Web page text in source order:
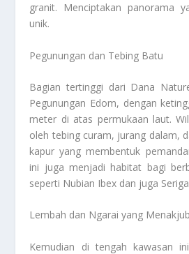
granit. Menciptakan panorama
unik.
Pegunungan dan Tebing Batu
Bagian tertinggi dari Dana
Pegunungan Edom, dengan
meter di atas permukaan laut.
oleh tebing curam, jurang dalam,
kapur yang membentuk
ini juga menjadi habitat bagi
seperti Nubian Ibex dan juga
Lembah dan Ngarai yang
Kemudian di tengah kawasan